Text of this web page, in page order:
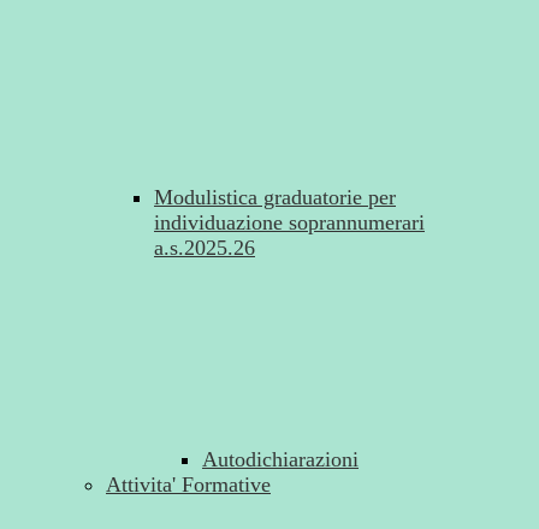
Modulistica graduatorie per
individuazione soprannumerari
a.s.2025.26
Autodichiarazioni
Attivita' Formative